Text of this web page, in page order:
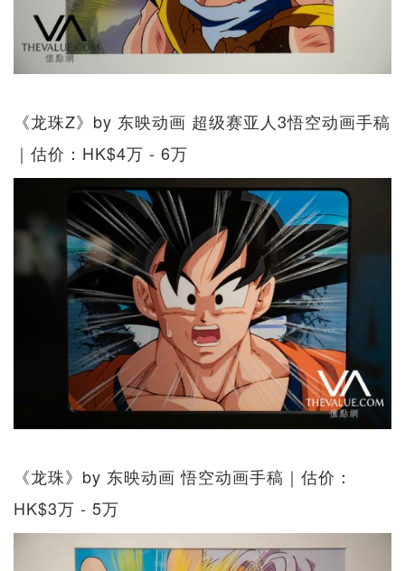
《龙珠Z》by 东映动画 超级赛亚人3悟空动画手稿
｜估价：HK$4万 - 6万
《龙珠》by 东映动画 悟空动画手稿｜估价：
HK$3万 - 5万